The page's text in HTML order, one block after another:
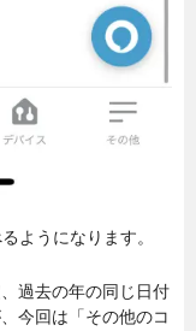
ようになります。
過去の年の同じ日付
今回は「その他のコ